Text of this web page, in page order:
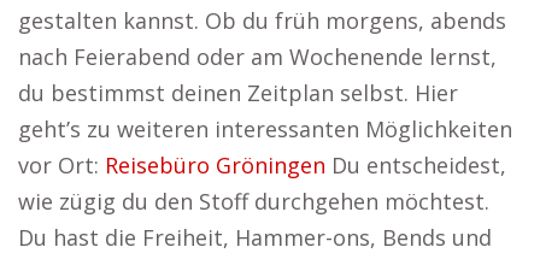
gestalten kannst. Ob du früh morgens, abends
nach Feierabend oder am Wochenende lernst,
du bestimmst deinen Zeitplan selbst. Hier
geht’s zu weiteren interessanten Möglichkeiten
vor Ort: Reisebüro Gröningen Du entscheidest,
wie zügig du den Stoff durchgehen möchtest.
Du hast die Freiheit, Hammer-ons, Bends und